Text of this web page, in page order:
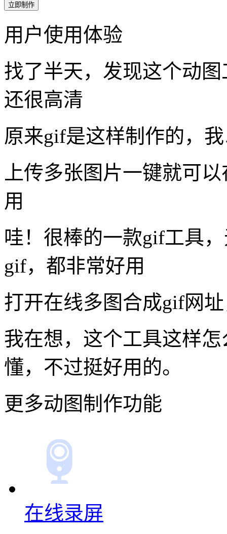
立即制作
用户使用体验
找了半天，发现这个动
还很高清
原来gif是这样制作的，
上传多张图片一键就可
用
哇！很棒的一款gif工具
gif，都非常好用
打开在线多图合成gif网
我在想，这个工具这样
懂，不过挺好用的。
更多动图制作功能
在线录屏